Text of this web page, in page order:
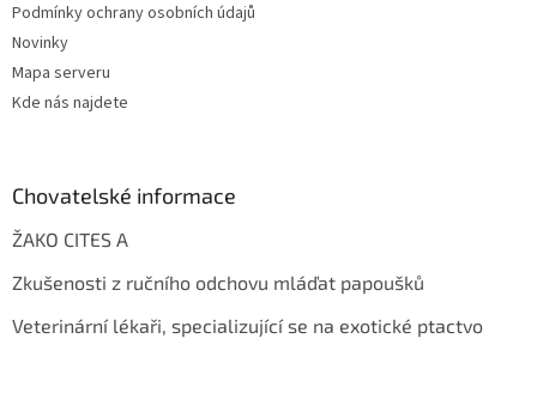
Podmínky ochrany osobních údajů
Novinky
Mapa serveru
Kde nás najdete
Chovatelské informace
ŽAKO CITES A
Zkušenosti z ručního odchovu mláďat papoušků
Veterinární lékaři, specializující se na exotické ptactvo